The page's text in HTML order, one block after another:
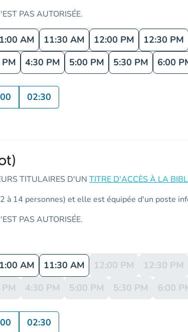
PAS AUTORISÉE.
AM 11:30 AM 12:00 PM 12:30 PM
4:30 PM 5:00 PM 5:30 PM 6:00
02:30
TITULAIRES D'UN TITRE D'ACCÈS À LA
à 14 personnes) et elle est équipée d'un poste
PAS AUTORISÉE.
AM 11:30 AM 12:00 PM 12:30 PM
4:30 PM 5:00 PM 5:30 PM 6:00
02:30